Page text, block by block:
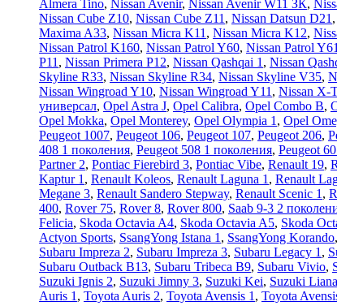
Almera Tino, Nissan Avenir, Nissan Avenir W11 ЗК,
Nissan Cube Z10, Nissan Cube Z11 , Nissan Datsun D21 ,
Maxima A33, Nissan Micra K11 , Nissan Micra K12,
Nissan Patrol K160, Nissan Patrol Y60, Nissan Patrol Y61
P11 , Nissan Primera P12, Nissan Qashqai 1 , Nissan
Skyline R33, Nissan Skyline R34, Nissan Skyline V35,
Nissan Wingroad Y10, Nissan Wingroad Y11 , Nissan X-
универсал, Opel Astra J, Opel Calibra, Opel Combo B,
Opel Mokka, Opel Monterey, Opel Olympia 1 , Opel
Peugeot 1007, Peugeot 106, Peugeot 107, Peugeot 206,
408 1 поколения, Peugeot 508 1 поколения, Peugeot
Partner 2, Pontiac Fierebird 3, Pontiac Vibe, Renault 19,
Kaptur 1 , Renault Koleos, Renault Laguna 1 , Renault
Megane 3, Renault Sandero Stepway, Renault Scenic 1 ,
400, Rover 75, Rover 8, Rover 800, Saab 9-3 2
Felicia, Skoda Octavia A4, Skoda Octavia A5, Skoda
Actyon Sports, SsangYong Istana 1 , SsangYong Korando,
Subaru Impreza 2, Subaru Impreza 3, Subaru Legacy 1 ,
Subaru Outback B13, Subaru Tribeca B9, Subaru Vivio,
Suzuki Ignis 2, Suzuki Jimny 3, Suzuki Kei, Suzuki Liana
Auris 1 , Toyota Auris 2, Toyota Avensis 1 , Toyota